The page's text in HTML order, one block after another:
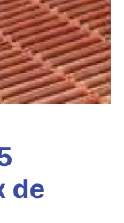
de